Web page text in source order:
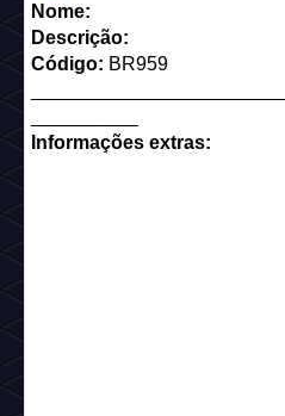
Nome:
Descrição:
Código: BR959
Informações extras: